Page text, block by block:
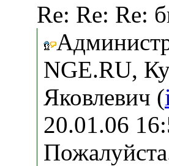
Re: Re: Re:
NGE.RU,
Яковлевич (
20.01.06